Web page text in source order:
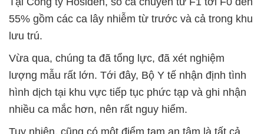
55% gồm các ca lây nhiễm từ trước và cả trong khu
lưu trú.
Vừa qua, chúng ta đã tổng lực, đã xét nghiệm
lượng mẫu rất lớn. Tới đây, Bộ Y tế nhận định tình
hình dịch tại khu vực tiếp tục phức tạp và ghi nhận
nhiều ca mắc hơn, nên rất nguy hiểm.